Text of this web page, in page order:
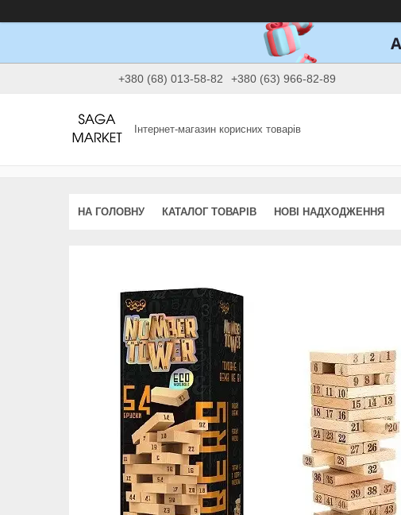
+380 (68) 013-58-82 +380 (63) 966-82-89
Інтернет-магазин корисних товарів
НА ГОЛОВНУ КАТАЛОГ ТОВАРІВ НОВІ НАДХОДЖЕННЯ